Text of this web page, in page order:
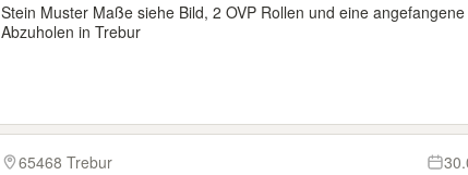
Stein Muster Maße siehe Bild, 2 OVP Rollen und eine angefangene
Abzuholen in Trebur
65468 Trebur